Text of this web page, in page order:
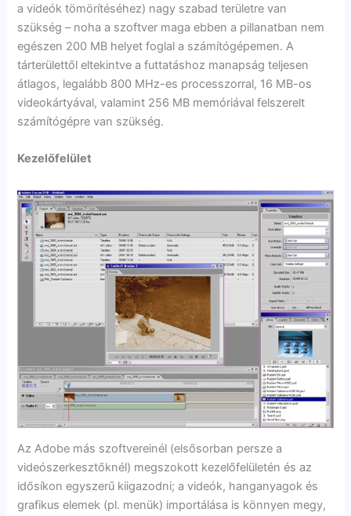
a videók tömörítéséhez) nagy szabad területre van
szükség – noha a szoftver maga ebben a pillanatban nem
egészen 200 MB helyet foglal a számítógépemen. A
tárterülettől eltekintve a futtatáshoz manapság teljesen
átlagos, legalább 800 MHz-es processzorral, 16 MB-os
videokártyával, valamint 256 MB memóriával felszerelt
számítógépre van szükség.
Kezelőfelület
Az Adobe más szoftvereinél (elsősorban persze a
videószerkesztőknél) megszokott kezelőfelületén és az
idősíkon egyszerű kiigazodni; a videók, hanganyagok és
grafikus elemek (pl. menük) importálása is könnyen megy,